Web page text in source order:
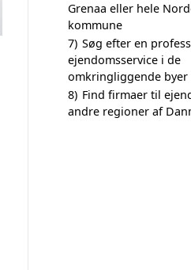
Grenaa eller hele
kommune
7) Søg efter en
ejendomsservice i de
omkringliggende byer
8) Find firmaer til
andre regioner af